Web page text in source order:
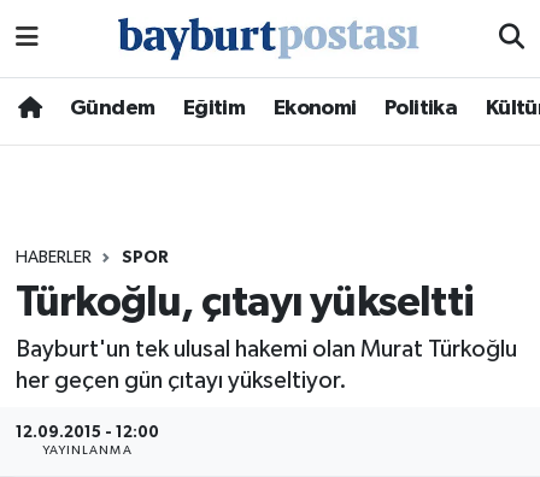
Gündem Eğitim Ekonomi Politika
HABERLER SPOR
Türkoğlu, çıtayı yükseltti
Bayburt'un tek ulusal hakemi olan Murat Türkoğlu
her geçen gün çıtayı yükseltiyor.
12.09.2015 - 12:00
YAYINLANMA
Hava Durumu
Süper Lig Puan Durumu ve Fikstür
Tüm Manşetler
Son Dakika Haberleri